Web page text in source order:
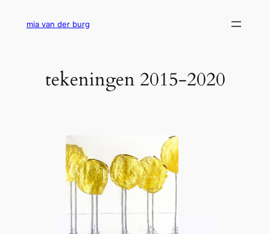
mia van der burg
tekeningen 2015-2020